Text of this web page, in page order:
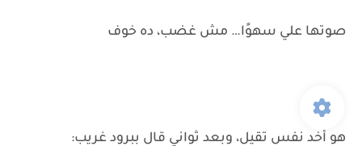
صوتها علي سهوًا… مش غضب، ده خوف
هو أخد نفس تقيل، وبعد ثواني قال ببرود غريب: